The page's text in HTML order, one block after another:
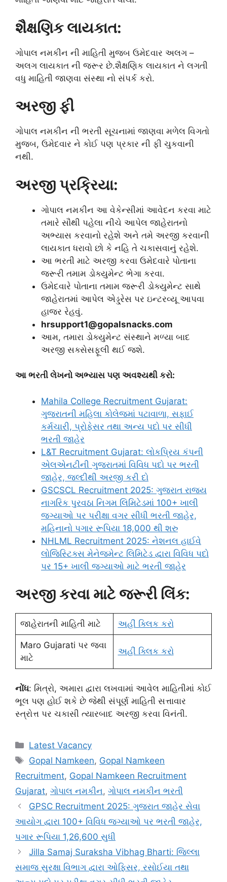
શૈક્ષણિક લાયકાત:
ગોપાલ નમકીન ની માહિતી મુજબ ઉમેદવાર અલગ –
અલગ લાયકાત ની જરૂર છે.શૈક્ષણિક લાયકાત ને લગતી
વધુ માહિતી જાણવા સંસ્થા નો સંપર્ક કરો.
અરજી ફી
ગોપાલ નમકીન ની ભરતી સૂચનામાં જાણવા મળેલ વિગતો
મુજબ, ઉમેદવાર ને કોઈ પણ પ્રકાર ની ફી ચુકવાની
નથી.
અરજી પ્રક્રિયા:
ગોપાલ નમકીન આ વેકેન્સીમાં આવેદન કરવા માટે
તમારે સૌથી પહેલા નીચે આપેલ જાહેરાતનો
અભ્યાસ કરવાનો રહેશે અને તમે અરજી કરવાની
લાયકાત ધરાવો છો કે નહિ તે ચકાસવાનું રહેશે.
આ ભરતી માટે અરજી કરવા ઉમેદવારે પોતાના
જરૂરી તમામ ડોક્યુમેન્ટ ભેગા કરવા.
ઉમેદવારે પોતાના તમામ જરૂરી ડોક્યુમેન્ટ સાથે
જાહેરાતમાં આપેલ એડ્ડ્રેસ પર ઇન્ટરવ્યૂ આપવા
હાજર રેહવું.
hrsupport1@gopalsnacks.com
આમ, તમારા ડોક્યુમેન્ટ સંસ્થાને મળ્યા બાદ
અરજી સક્સેસફૂલી થઈ જશે.
આ ભરતી લેખનો અભ્યાસ પણ અવશ્યથી કરો:
Mahila College Recruitment Gujarat:
ગુજરાતની મહિલા કોલેજમાં પટાવાળા, સફાઈ
કર્મચારી, પ્રોફેસર તથા અન્ય પદો પર સીધી
ભરતી જાહેર
L&T Recruitment Gujarat: લોકપ્રિય કંપની
એલએનટીની ગુજરાતમાં વિવિધ પદો પર ભરતી
જાહેર, જલ્દીથી અરજી કરી દો
GSCSCL Recruitment 2025: ગુજરાત રાજ્ય
નાગરિક પુરવઠા નિગમ લિમિટેડમાં 100+ ખાલી
જગ્યાઓ પર પરીક્ષા વગર સીધી ભરતી જાહેર,
મહિનાનો પગાર રૂપિયા 18,000 થી શરુ
NHLML Recruitment 2025: નેશનલ હાઈવે
લોજિસ્ટિક્સ મેનેજમેન્ટ લિમિટેડ દ્વારા વિવિધ પદો
પર 15+ ખાલી જગ્યાઓ માટે ભરતી જાહેર
અરજી કરવા માટે જરૂરી લિંક:
જાહેરાતની માહિતી માટે અહીં ક્લિક કરો
Maro Gujarati પર જવા
માટે
અહીં ક્લિક કરો
નોંધ: મિત્રો, અમારા દ્વારા લખવામાં આવેલ માહિતીમાં કોઈ
ભૂલ પણ હોઈ શકે છે જેથી સંપૂર્ણ માહિતી સત્તાવાર
સ્ત્રોત્ત પર ચકાસી ત્યારબાદ અરજી કરવા વિનંતી.
Categories
Latest Vacancy
Tags
Gopal Namkeen, Gopal Namkeen
Recruitment, Gopal Namkeen Recruitment
Gujarat, ગોપાલ નમકીન, ગોપાલ નમકીન ભરતી
GPSC Recruitment 2025: ગુજરાત જાહેર સેવા
આયોગ દ્વારા 100+ વિવિધ જગ્યાઓ પર ભરતી જાહેર,
પગાર રૂપિયા 1,26,600 સુધી
Jilla Samaj Suraksha Vibhag Bharti: જિલ્લા
સમાજ સુરક્ષા વિભાગ દ્વારા ઓફિસર, રસોઈયા તથા